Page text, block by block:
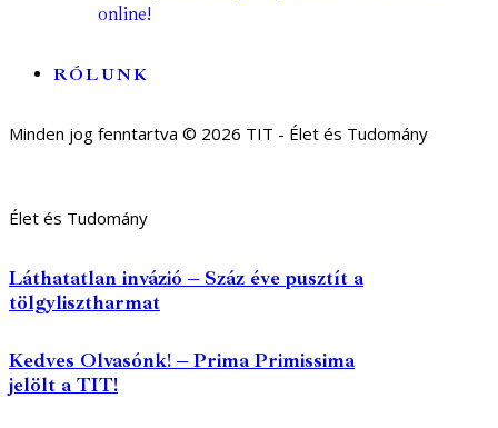
online!
RÓLUNK
Minden jog fenntartva © 2026 TIT - Élet és Tudomány
Élet és Tudomány
Láthatatlan invázió – Száz éve pusztít a
tölgylisztharmat
Kedves Olvasónk! – Prima Primissima
jelölt a TIT!